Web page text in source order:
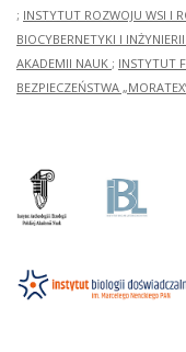
; INSTYTUT ROZWOJU WSI I
BIOCYBERNETYKI I
AKADEMII NAUK ; INSTYTUT
BEZPIECZEŃSTWA